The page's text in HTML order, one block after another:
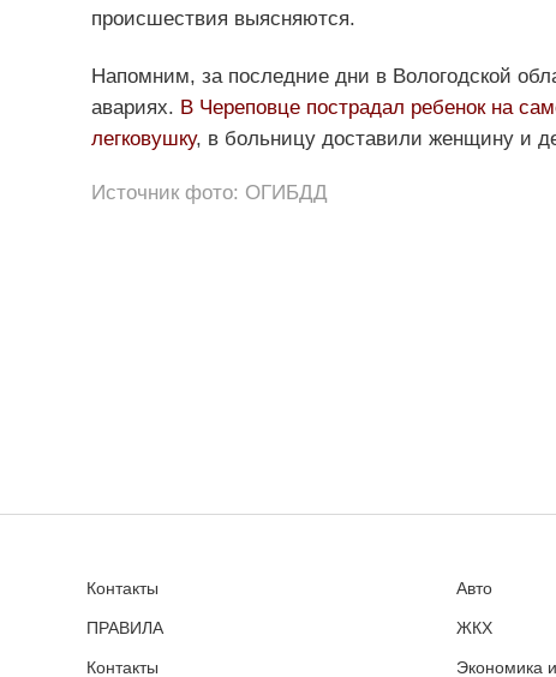
происшествия выясняются.
Напомним, за последние дни в Вологодской
авариях. В Череповце пострадал ребенок на
легковушку, в больницу доставили женщину и
Источник фото: ОГИБДД
Контакты
ПРАВИЛА
Контакты
Авто
ЖКХ
Экономика